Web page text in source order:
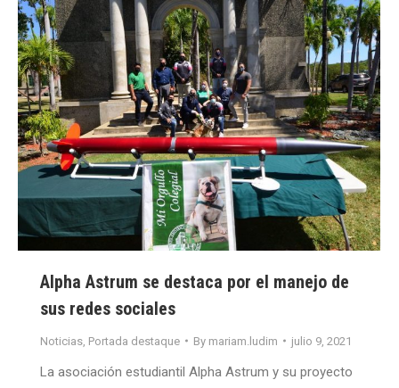
Alpha Astrum se destaca por el manejo de
sus redes sociales
Noticias Portada destaque By mariam.ludim julio 9, 2021
La asociación estudiantil Alpha Astrum y su proyecto